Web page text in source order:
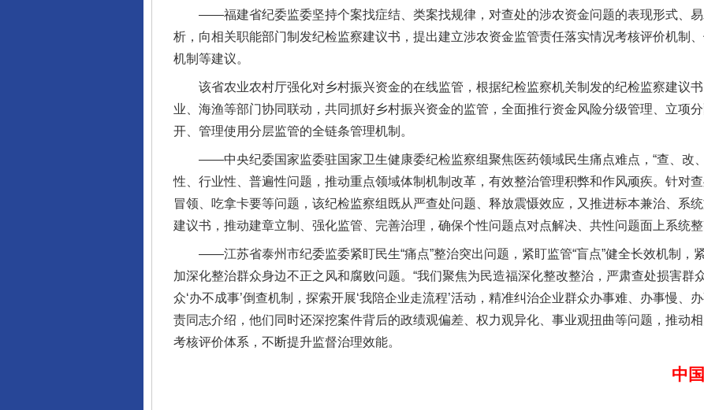
——福建省纪委监委坚持个案找症结、类案找规律，对查处的涉农资金问题的表现形式、易
析，向相关职能部门制发纪检监察建议书，提出建立涉农资金监管责任落实情况考核评价机制
机制等建议。
该省农业农村厅强化对乡村振兴资金的在线监管，根据纪检监察机关制发的纪检监察建议
业、海渔等部门协同联动，共同抓好乡村振兴资金的监管，全面推行资金风险分级管理、立项
开、管理使用分层监管的全链条管理机制。
——中央纪委国家监委驻国家卫生健康委纪检监察组聚焦医药领域民生痛点难点，“查、改
性、行业性、普遍性问题，推动重点领域体制机制改革，有效整治管理积弊和作风顽疾。针对
冒领、吃拿卡要等问题，该纪检监察组既从严查处问题、释放震慑效应，又推进标本兼治、系
建议书，推动建章立制、强化监管、完善治理，确保个性问题点对点解决、共性问题面上系统
——江苏省泰州市纪委监委紧盯民生“痛点”整治突出问题，紧盯监管“盲点”健全长效机制，紧
加深化整治群众身边不正之风和腐败问题。“我们聚焦为民造福深化整改整治，严肃查处损害群
众‘办不成事’倒查机制，探索开展‘我陪企业走流程’活动，精准纠治企业群众办事难、办事慢、
责同志介绍，他们同时还深挖案件背后的政绩观偏差、权力观异化、事业观扭曲等问题，推动
考核评价体系，不断提升监督治理效能。
中
完善运行机制助力责任有效落实
东山县通报“牛蛙产品抗生素超标问题” 法徽映军营 权益有保障